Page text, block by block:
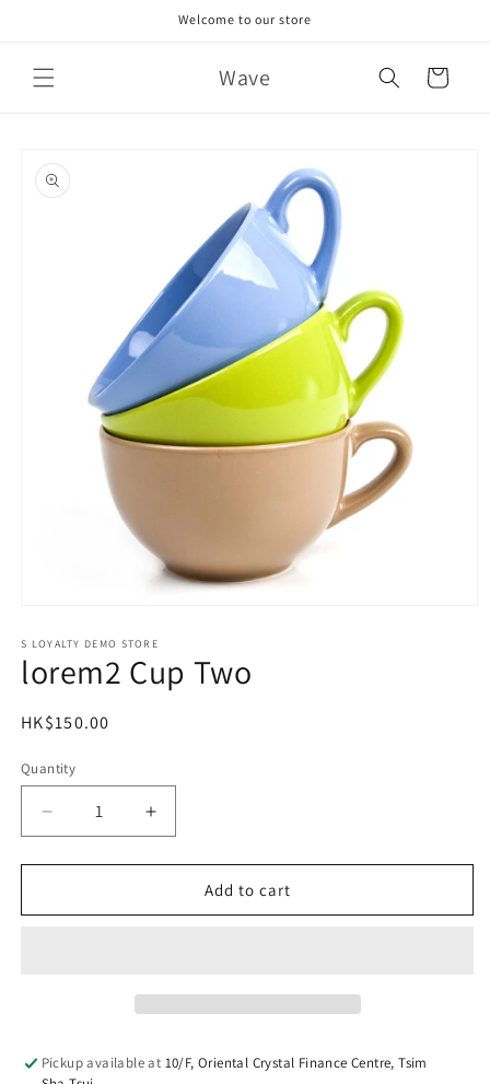
Welcome to our store
Wave Cart
product
information
1
in
modal
S LOYALTY DEMO STORE
lorem2 Cup Two
Regular
HK$150.00
Quantity
Decrease
quantity
for
Cup
Increase
quantity
for
lorem2
Cup
Add to cart
Pickup available at 10/F, Oriental Crystal Finance Centre, Tsim